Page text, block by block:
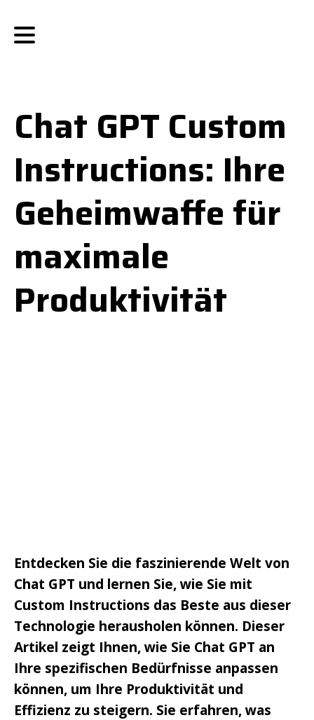
Chat GPT Custom
Instructions: Ihre
Geheimwaffe für
maximale
Produktivität
Entdecken Sie die faszinierende Welt von
Chat GPT und lernen Sie, wie Sie mit
Custom Instructions das Beste aus dieser
Technologie herausholen können. Dieser
Artikel zeigt Ihnen, wie Sie Chat GPT an
Ihre spezifischen Bedürfnisse anpassen
können, um Ihre Produktivität und
Effizienz zu steigern. Sie erfahren, was